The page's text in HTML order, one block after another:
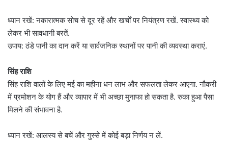
ध्यान रखें: नकारात्मक सोच से दूर रहें और खर्चों पर नियंत्रण रखें. स्वास्थ्य को
लेकर भी सावधानी बरतें.
उपाय: ठंडे पानी का दान करें या सार्वजनिक स्थानों पर पानी की व्यवस्था कराएं.
सिंह राशि
सिंह राशि वालों के लिए मई का महीना धन लाभ और सफलता लेकर आएगा. नौकरी
में प्रमोशन के योग हैं और व्यापार में भी अच्छा मुनाफा हो सकता है. रुका हुआ पैसा
मिलने की संभावना है.
ध्यान रखें: आलस्य से बचें और गुस्से में कोई बड़ा निर्णय न लें.